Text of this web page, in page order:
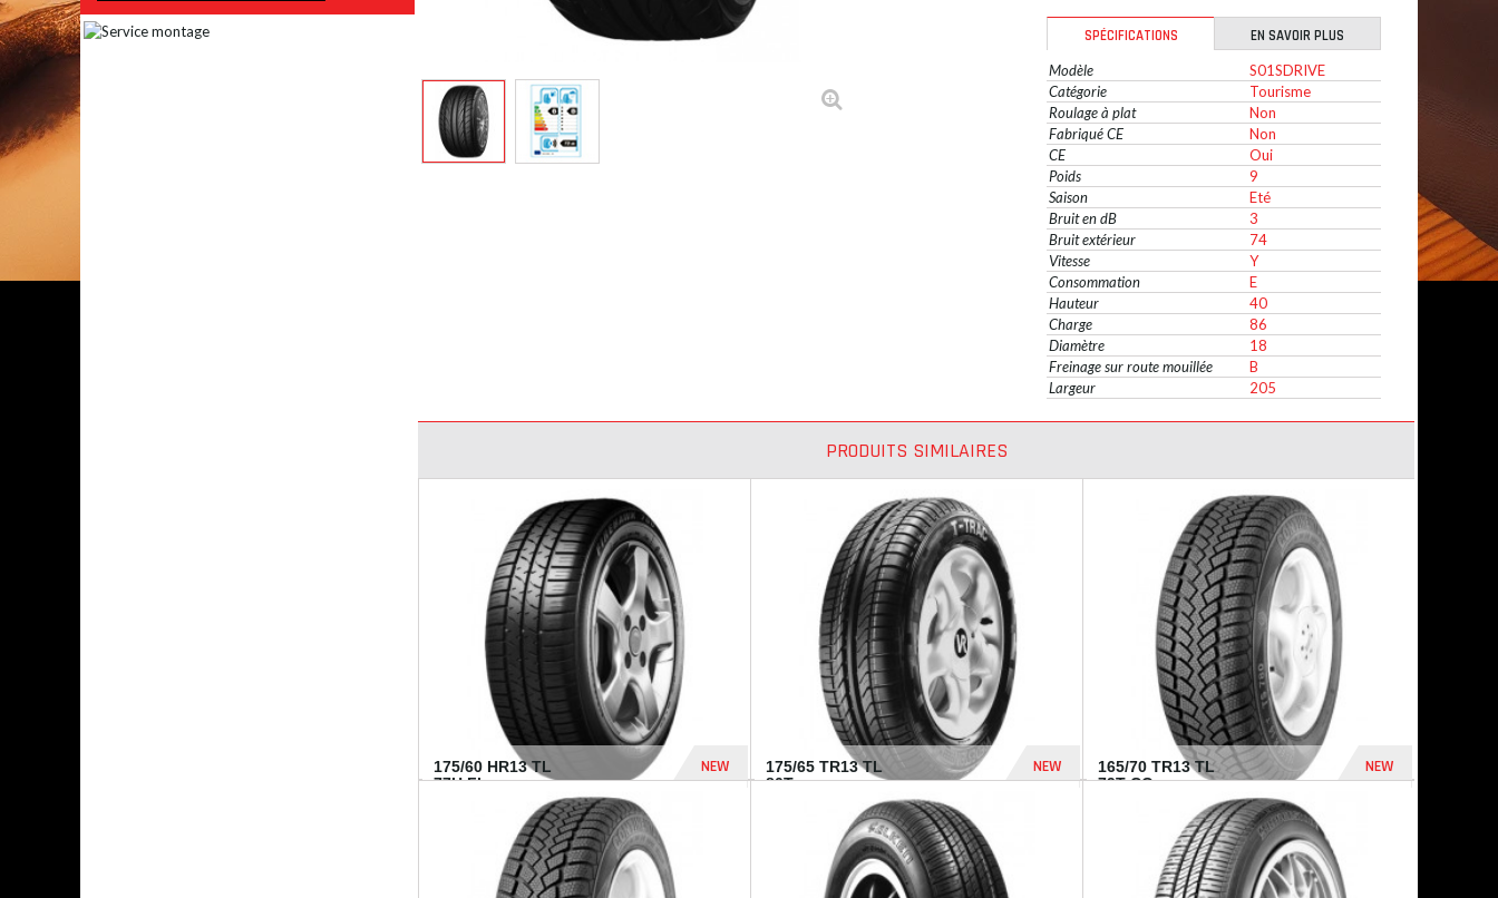
SPÉCIFICATIONS
EN SAVOIR PLUS
Modèle
S01SDRIVE
Catégorie
Tourisme
Roulage à plat
Non
Fabriqué CE
Non
CE
Oui
Poids
9
Saison
Eté
Bruit en dB
3
Bruit extérieur
74
Vitesse
Y
Consommation
E
Hauteur
40
Charge
86
Diamètre
18
Freinage sur route mouillée
B
Largeur
205
PRODUITS SIMILAIRES
175/60 HR13 TL
77H FI...
NEW
394 Dhs
175/65 TR13 TL
80T...
NEW
165/70 TR13 TL
79T CO...
NEW
364 Dhs